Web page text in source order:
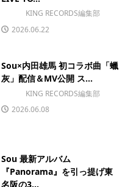
KING RECORDS編集部
2026.06.22
Sou×内田雄馬 初コラボ曲「蠟
灰」配信＆MV公開 ス...
KING RECORDS編集部
2026.06.08
Sou 最新アルバム
『Panorama』を引っ提げ東
名阪の3...